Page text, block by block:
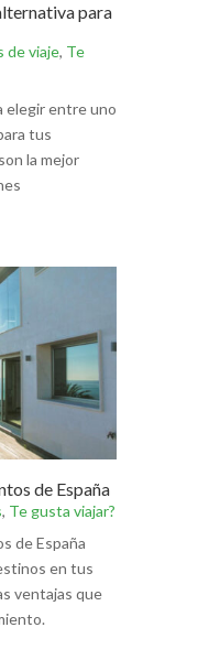
para
de viaje, Te
elegir entre uno
tus
la mejor
de España
, Te gusta viajar?
de España
en tus
ventajas que